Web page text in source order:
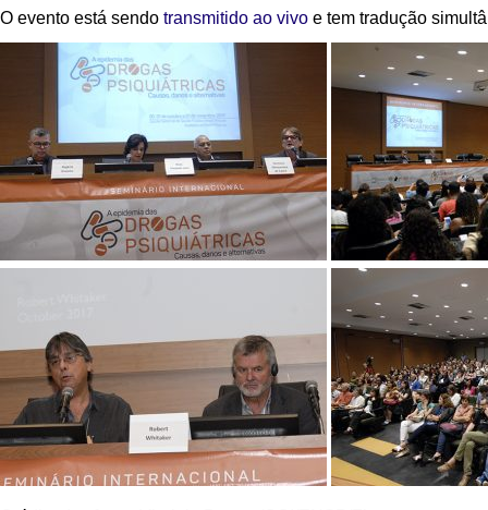
O evento está sendo transmitido ao vivo e tem tradução